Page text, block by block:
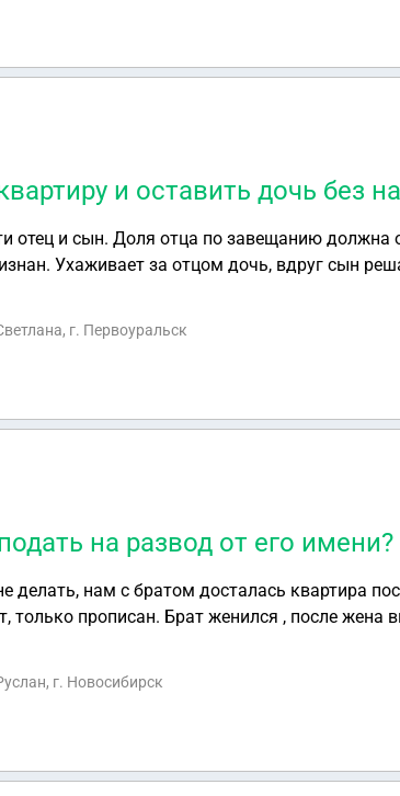
и оставить дочь без
отец и сын. Доля отца по завещанию должна
Ухаживает за отцом дочь, вдруг сын
квартиру и оставить дочь без
г. Первоуральск
на развод от его имени?
делать, нам с братом досталась квартира
только прописан. Брат женился , после жена
и не приходит даже проведать, я один
г. Новосибирск